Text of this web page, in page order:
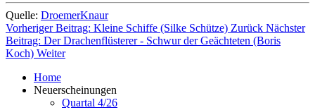
Quelle: DroemerKnaur
Vorheriger Beitrag: Kleine Schiffe (Silke Schütze) Zurück Nächster
Beitrag: Der Drachenflüsterer - Schwur der Geächteten (Boris
Koch) Weiter
Home
Neuerscheinungen
Quartal 4/26